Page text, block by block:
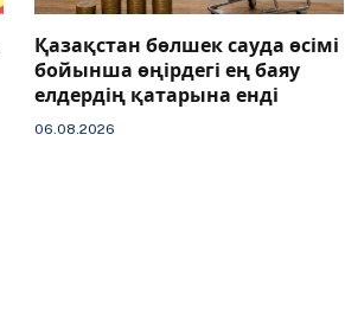
Қазақстан бөлшек сауда өсімі
бойынша өңірдегі ең баяу
елдердің қатарына енді
06.08.2026